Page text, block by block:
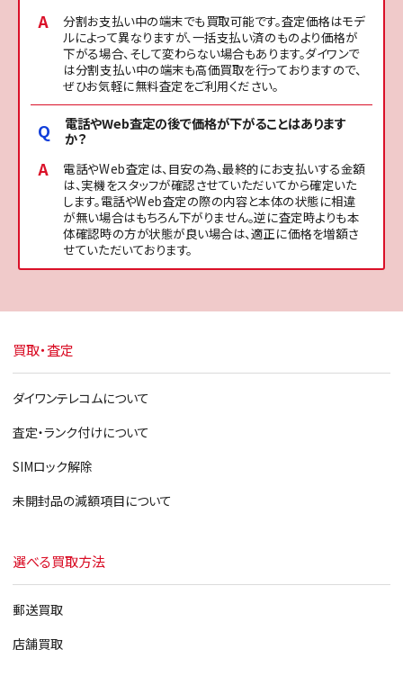
分割お支払い中の端末でも買取可能です。査定価格はモデ
ルによって異なりますが、一括支払い済のものより価格が
下がる場合、そして変わらない場合もあります。ダイワンで
は分割支払い中の端末も高価買取を行っておりますので、
ぜひお気軽に無料査定をご利用ください。
電話やWeb査定の後で価格が下がることはあります
か？
電話やWeb査定は、目安の為、最終的にお支払いする金額
は、実機をスタッフが確認させていただいてから確定いた
します。電話やWeb査定の際の内容と本体の状態に相違
が無い場合はもちろん下がりません。逆に査定時よりも本
体確認時の方が状態が良い場合は、適正に価格を増額さ
せていただいております。
買取・査定
ダイワンテレコムについて
査定・ランク付けについて
SIMロック解除
未開封品の減額項目について
選べる買取方法
郵送買取
店舗買取